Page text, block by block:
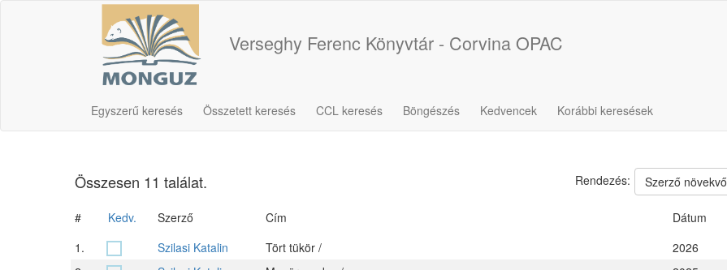
Verseghy Ferenc Könyvtár - Corvina OPAC
Egyszerű keresés Összetett keresés CCL keresés Böngészés Kedvencek Korábbi keresések
Összesen 11 találat. Rendezés: Szerző növekvő
# Kedv. Szerző Cím Dátum
1.
Szilasi Katalin Tört tükör / 2026